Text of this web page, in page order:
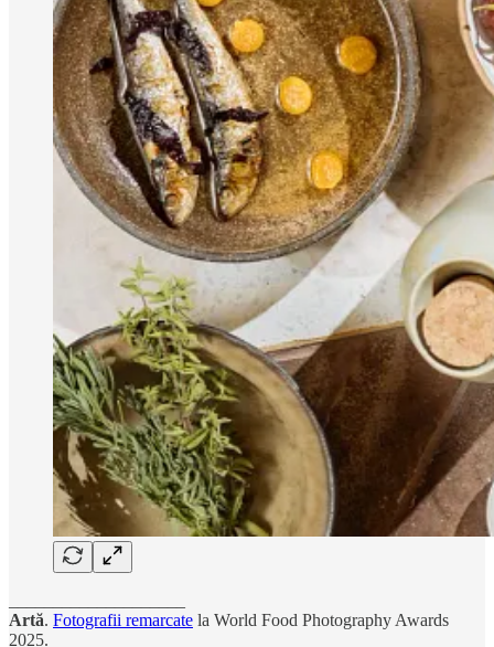
Artă. Fotografii remarcate la World Food Photography Awards
2025.